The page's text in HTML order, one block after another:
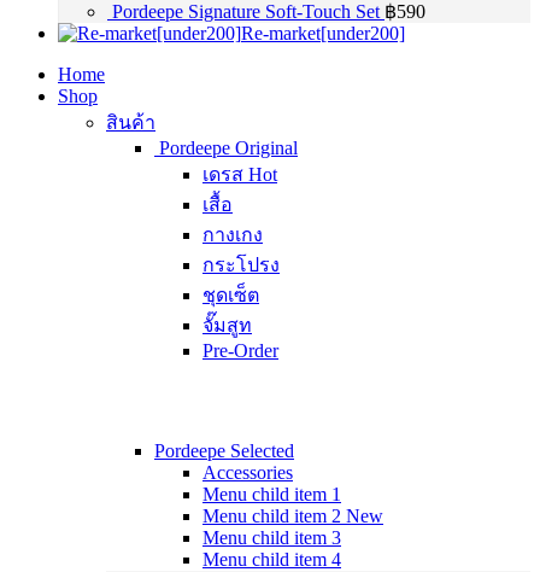
Pordeepe Signature Soft-Touch Set ฿590
Re-market[under200]
Home
Shop
สินค้า
Pordeepe Original
เดรส Hot
เสื้อ
กางเกง
กระโปรง
ชุดเซ็ต
จั๊มสูท
Pre-Order
Pordeepe Selected
Accessories
Menu child item 1
Menu child item 2 New
Menu child item 3
Menu child item 4